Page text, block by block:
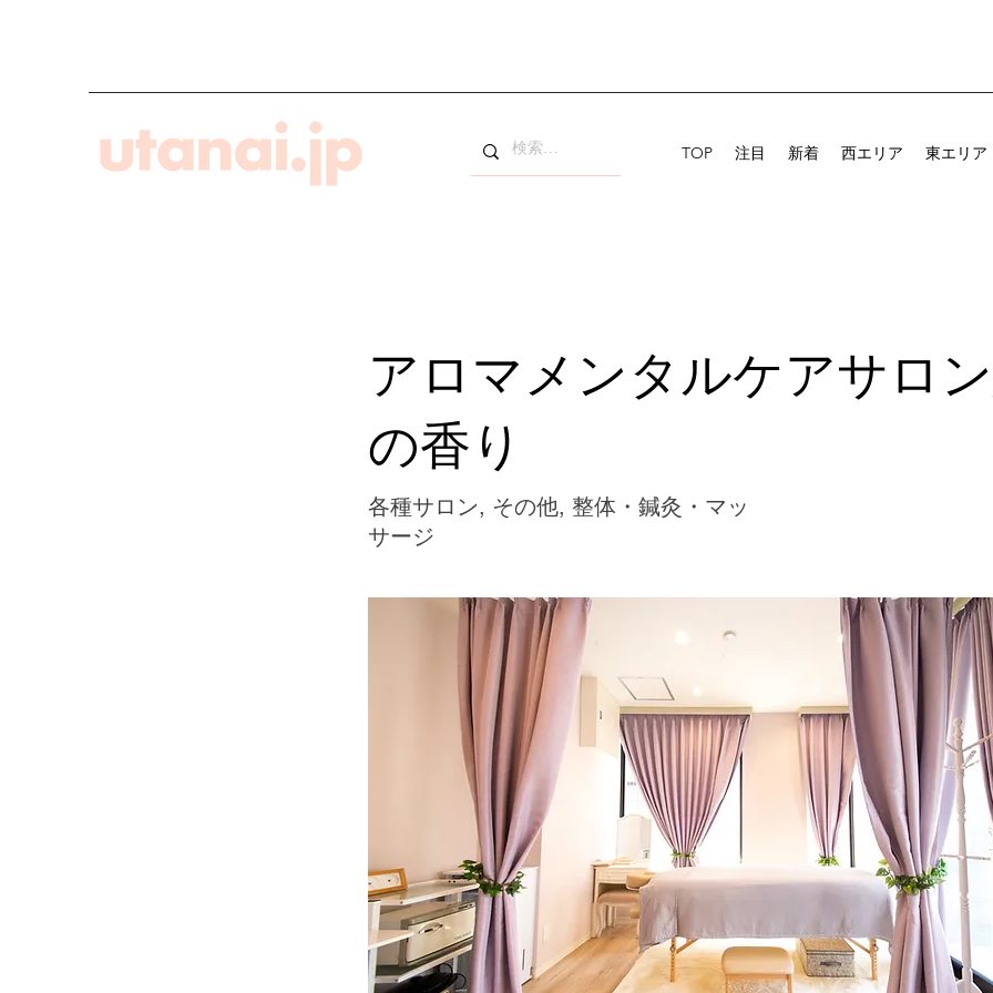
TOP 注目 新着 西エリア 東エリア
アロマメンタルケアサロ
の香り
各種サロン, その他, 整体・鍼灸・マッ
サージ